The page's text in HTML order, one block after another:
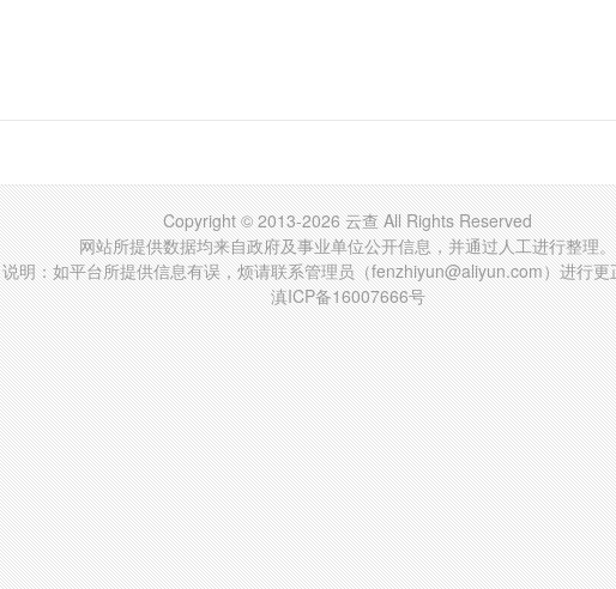
Copyright © 2013-2026 云查 All Rights Reserved
网站所提供数据均来自政府及事业单位公开信息，并通过人工进行整理。
说明：如平台所提供信息有误，烦请联系管理员（fenzhiyun@aliyun.com）进行更
滇ICP备16007666号